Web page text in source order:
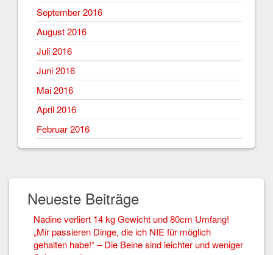
September 2016
August 2016
Juli 2016
Juni 2016
Mai 2016
April 2016
Februar 2016
Neueste Beiträge
Nadine verliert 14 kg Gewicht und 80cm Umfang!
„Mir passieren Dinge, die ich NIE für möglich
gehalten habe!“ – Die Beine sind leichter und weniger